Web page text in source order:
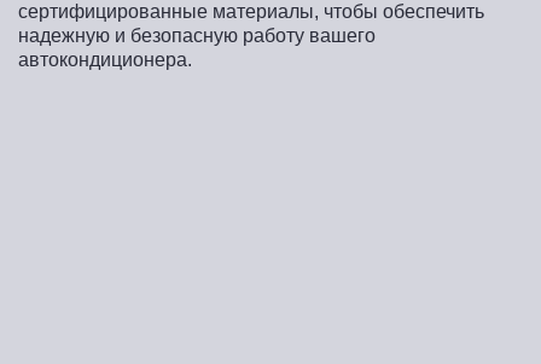
сертифицированные материалы, чтобы обеспечить
надежную и безопасную работу вашего
автокондиционера.